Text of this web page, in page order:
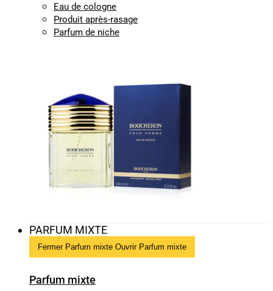
Eau de cologne
Produit après-rasage
Parfum de niche
PARFUM MIXTE
Fermer Parfum mixte Ouvrir Parfum mixte
Parfum mixte